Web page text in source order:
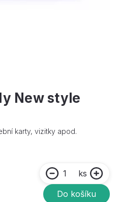
New style
karty, vizitky apod.
ks
Do košíku